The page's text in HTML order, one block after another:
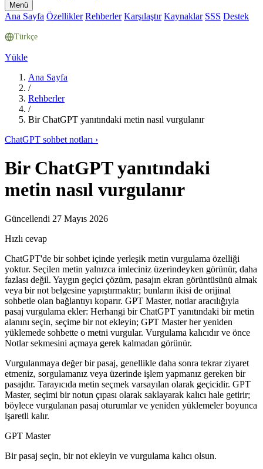
Menü
Ana Sayfa Özellikler Rehberler Karşılaştır Kaynaklar SSS Destek
Türkçe
Yükle
Ana Sayfa
/
Rehberler
/
Bir ChatGPT yanıtındaki metin nasıl vurgulanır
ChatGPT sohbet notları ›
Bir ChatGPT yanıtındaki
metin nasıl vurgulanır
Güncellendi 27 Mayıs 2026
Hızlı cevap
ChatGPT'de bir sohbet içinde yerleşik metin vurgulama özelliği
yoktur. Seçilen metin yalnızca imleciniz üzerindeyken görünür, daha
fazlası değil. Yaygın geçici çözüm, pasajın ekran görüntüsünü almak
veya bir not belgesine yapıştırmaktır; bunların ikisi de orijinal
sohbetle olan bağlantıyı koparır. GPT Master, notlar aracılığıyla
pasaj vurgulama ekler: Herhangi bir ChatGPT yanıtındaki bir metin
alanını seçin, seçime bir not ekleyin; GPT Master her yeniden
yüklemede sohbette o metni vurgular. Vurgulama kalıcıdır ve önce
Notlar sekmesini açmaya gerek kalmadan görünür.
Vurgulanmaya değer bir pasaj, genellikle daha sonra tekrar ziyaret
etmeniz, sorgulamanız veya üzerinde işlem yapmanız gereken bir
pasajdır. Tarayıcıda metin seçmek varsayılan olarak geçicidir. GPT
Master, seçimi bir notun çıpası olarak saklayarak kalıcı hale getirir;
böylece vurgulanan pasaj oturumlar ve yeniden yüklemeler boyunca
işaretli kalır.
GPT Master
Bir pasaj seçin, bir not ekleyin ve vurgulama kalıcı olsun.